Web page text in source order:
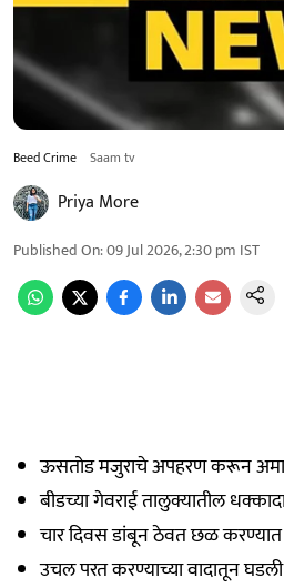
Beed Crime Saam tv
Priya More
Published On:09 Jul 2026, 2:30 pm IST
ऊसतोड मजुराचे अपहरण करून
बीडच्या गेवराई तालुक्यातील
चार दिवस डांबून ठेवत छळ
उचल परत करण्याच्या वादातून